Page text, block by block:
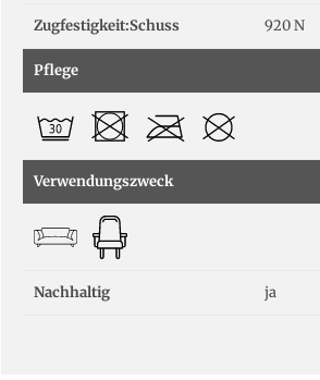
Zugfestigkeit:Schuss 920 N
Pflege
Verwendungszweck
Nachhaltig ja